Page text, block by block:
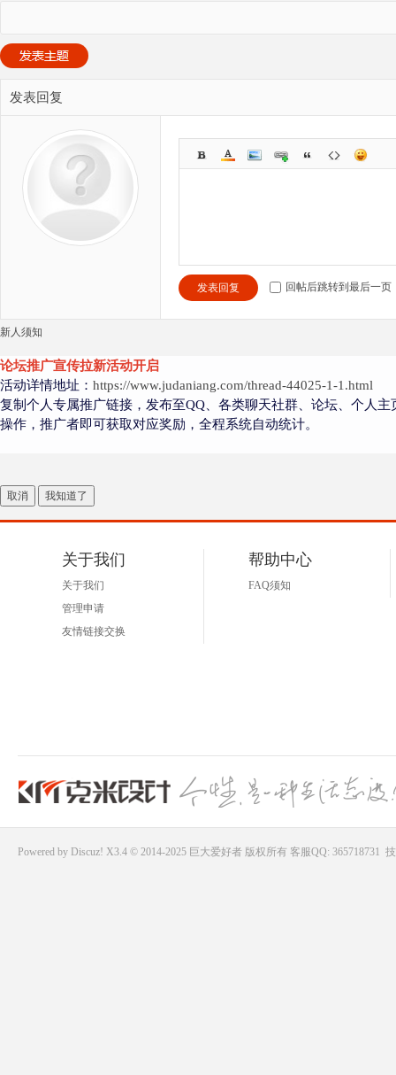
发表回复
发表回复 回帖后跳转到最后一页
新人须知
论坛推广宣传拉新活动开启
活动详情地址： https://www.judaniang.com/thread-44025-1-1.html
复制个人专属推广链接，发布至QQ、各类聊天社群、论坛、个人
操作，推广者即可获取对应奖励，全程系统自动统计。
取消 我知道了
关于我们
关于我们
管理申请
友情链接交换
帮助中心
FAQ须知
Powered by Discuz! X3.4 © 2014-2025 巨大爱好者版权所有 客服QQ: 365718731